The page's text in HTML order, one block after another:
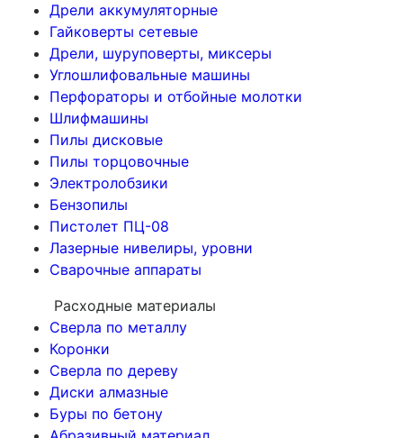
Дрели аккумуляторные
Гайковерты сетевые
Дрели, шуруповерты, миксеры
Углошлифовальные машины
Перфораторы и отбойные молотки
Шлифмашины
Пилы дисковые
Пилы торцовочные
Электролобзики
Бензопилы
Пистолет ПЦ-08
Лазерные нивелиры, уровни
Сварочные аппараты
Расходные материалы
Сверла по металлу
Коронки
Сверла по дереву
Диски алмазные
Буры по бетону